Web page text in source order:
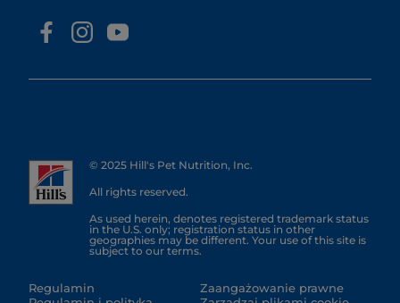
© 2025 Hill's Pet Nutrition, Inc.
All rights reserved.
As used herein, denotes registered trademark status
in the U.S. only; registration status in other
geographies may be different. Your use of this site is
subject to our terms.
Regulamin
Zaangażowanie prawne